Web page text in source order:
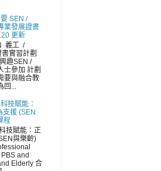
SEN /
業發展證書
更新
義工 /
實習計劃
趣SEN /
士參加 計劃
要與融合教
...
技賦能：
支援 (SEN
程
技賦能：正
與樂齡)
and
Elderly 合